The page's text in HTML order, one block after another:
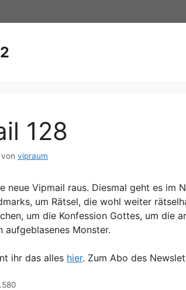
128
von vipraum
neue Vipmail raus. Diesmal geht es im
um Rätsel, die wohl weiter
um die Konfession Gottes, um die
aufgeblasenes Monster.
ihr das alles hier. Zum Abo des